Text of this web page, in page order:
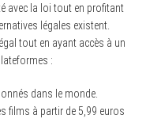
avec la loi tout en profitant
légales existent.
tout en ayant accès à un
:
dans le monde.
films à partir de 5,99 euros